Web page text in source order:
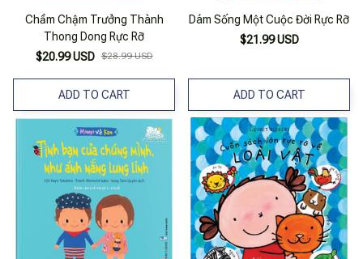
Chầm Chậm Trưởng Thành
Thong Dong Rực Rỡ
$20.99 USD $28.99 USD
ADD TO CART
Dám Sống Một Cuộc Đời Rực Rỡ
$21.99 USD
ADD TO CART